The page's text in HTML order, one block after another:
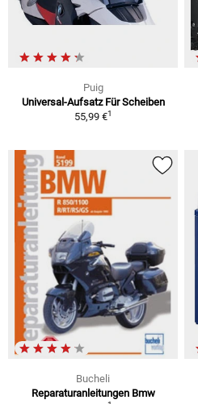
Puig
Universal-Aufsatz Für Scheiben
55,99 €1
Bucheli
Reparaturanleitungen Bmw